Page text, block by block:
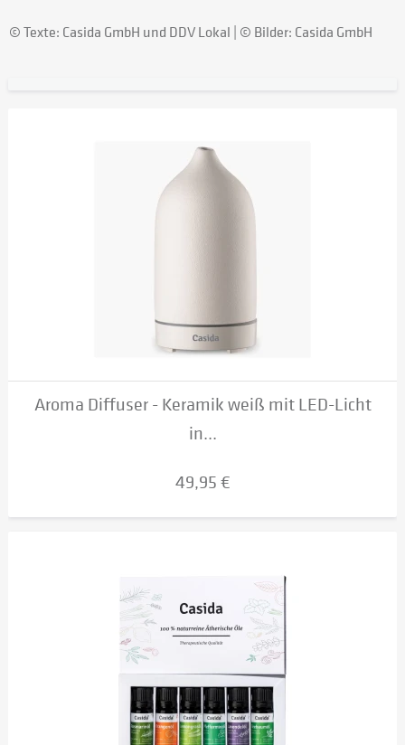
© Texte: Casida GmbH und DDV Lokal | © Bilder: Casida GmbH
Aroma Diffuser - Keramik weiß mit LED-Licht
in...
49,95 €